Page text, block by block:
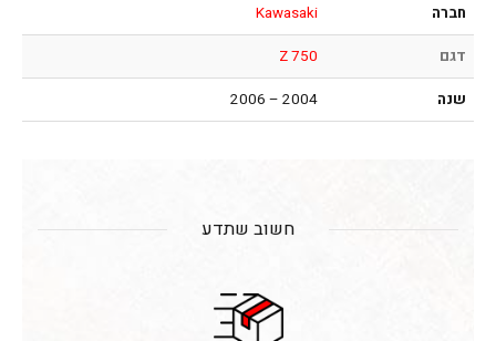
חברה
Kawasaki
דגם
Z 750
שנה
2004 – 2006
חשוב שתדע